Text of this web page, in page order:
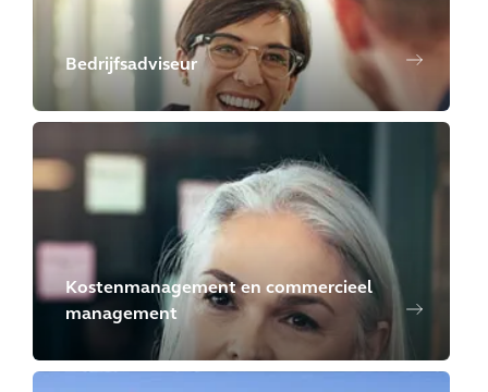
Bedrijfsadviseur
Kostenmanagement en commercieel
management